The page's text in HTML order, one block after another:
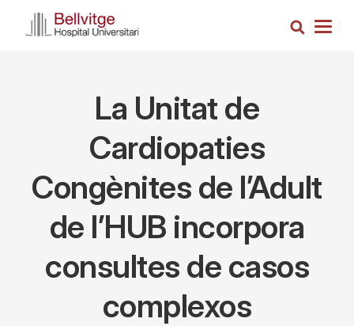
Cerca
La Unitat de
Cardiopaties
Congènites de l’Adult
de l’HUB incorpora
consultes de casos
complexos